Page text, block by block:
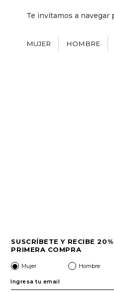
Te invitamos a navegar
MUJER HOMBRE
SUSCRÍBETE Y RECIBE
PRIMERA COMPRA
Mujer Hombre